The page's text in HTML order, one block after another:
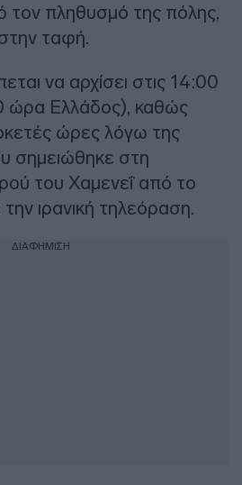
τον πληθυσμό της πόλης,
ταφή.
να αρχίσει στις 14:00
ώρα Ελλάδος), καθώς
ώρες λόγω της
σημειώθηκε στη
του Χαμενεΐ από το
ιρανική τηλεόραση.
ΔΙΑΦΗΜΙΣΗ